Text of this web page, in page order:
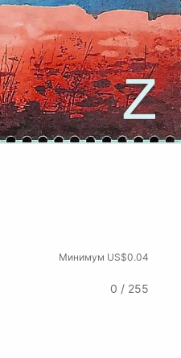
Минимум US$0.04
0 / 255